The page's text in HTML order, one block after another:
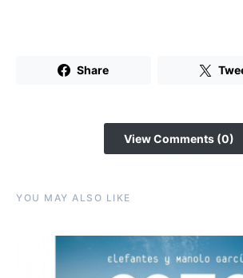
Share
View Comments (0)
YOU MAY ALSO LIKE